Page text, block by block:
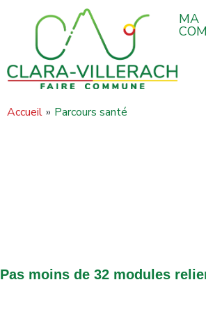
principal
contenu
MA
Accueil Parcours santé
Pas moins de 32 modules